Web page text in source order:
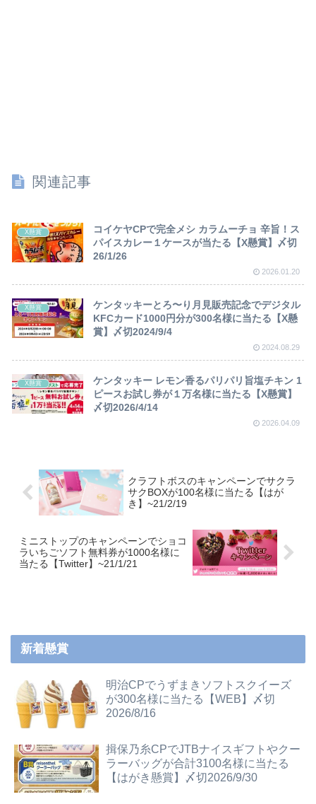
関連記事
X懸賞
コイケヤCPで完全メシ カラムーチョ 辛旨！ス
パイスカレー１ケースが当たる【X懸賞】〆切
26/1/26
2026.01.20
X懸賞
ケンタッキーとろ〜り月見販売記念でデジタル
KFCカード1000円分が300名様に当たる【X懸
賞】〆切2024/9/4
2024.08.29
X懸賞
ケンタッキー レモン香るパリパリ旨塩チキン 1
ピースお試し券が１万名様に当たる【X懸賞】
〆切2026/4/14
2026.04.09
クラフトボスのキャンペーンでサクラ
サクBOXが100名様に当たる【はが
き】~21/2/19
ミニストップのキャンペーンでショコ
ラいちごソフト無料券が1000名様に
当たる【Twitter】~21/1/21
新着懸賞
明治CPでうずまきソフトスクイーズ
が300名様に当たる【WEB】〆切
2026/8/16
揖保乃糸CPでJTBナイスギフトやクー
ラーバッグが合計3100名様に当たる
【はがき懸賞】〆切2026/9/30